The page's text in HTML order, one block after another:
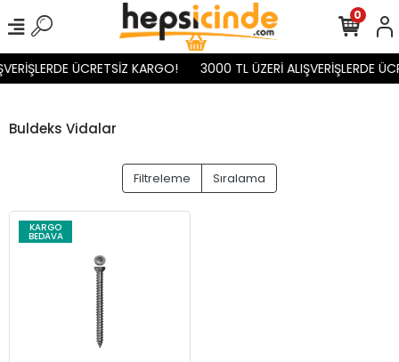
ÜCRETSİZ KARGO! 3000 TL ÜZERİ ALIŞVERİŞLERDE
0
Buldeks Vidalar
Filtreleme Sıralama
KARGO
BEDAVA